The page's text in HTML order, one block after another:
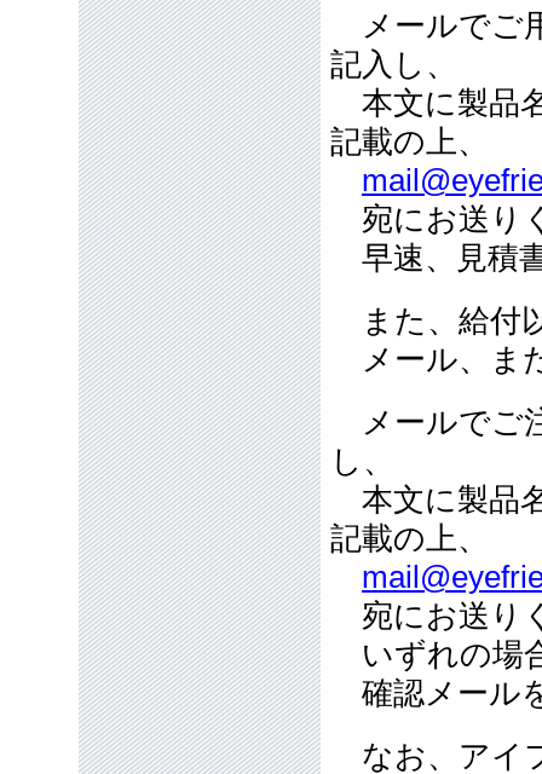
メールでご
記入し、
本文に製品
記載の上、
宛にお送り
早速、見積
また、給付
メール、ま
メールでご
し、
本文に製品
記載の上、
宛にお送り
いずれの場
確認メール
なお、アイ